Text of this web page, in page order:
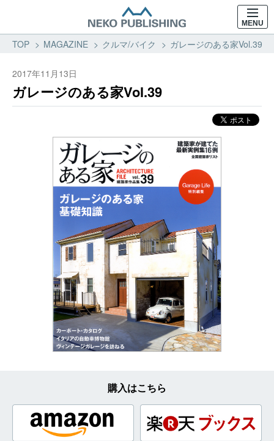
MENU
TOP MAGAZINE クルマ/バイク ガレージのある家Vol.39 |
2017年11月13日
ガレージのある家Vol.39
購入はこちら